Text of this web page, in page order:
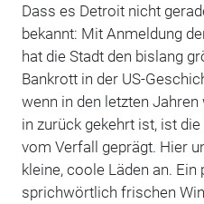
Dass es Detroit nicht
bekannt: Mit Anmeldung
hat die Stadt den bislang
Bankrott in der US-
wenn in den letzten
in zurück gekehrt ist, ist
vom Verfall geprägt. Hier
kleine, coole Läden an.
sprichwörtlich frischen